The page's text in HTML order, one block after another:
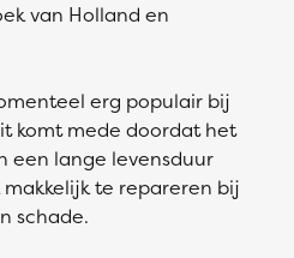
van Holland en
erg populair bij
komt mede doordat het
een lange levensduur
te repareren bij
schade.